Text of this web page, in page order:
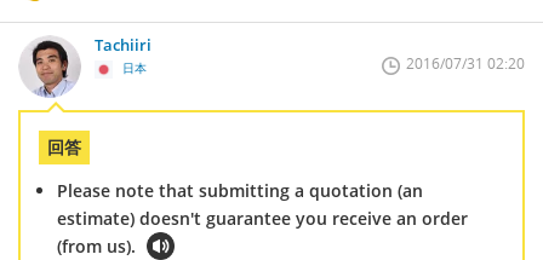
Tachiiri
日本 2016/07/31 02:20
回答
Please note that submitting a quotation (an
estimate) doesn't guarantee you receive an order
(from us).